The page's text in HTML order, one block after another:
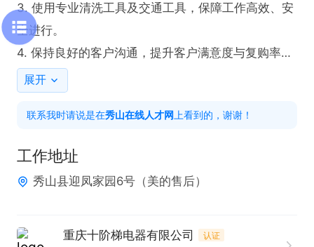
3. 使用专业清洗工具及交通工具，保障工作高效、安
全进行。
4. 保持良好的客户沟通，提升客户满意度与复购率。
5. 定期参加公司组织的专业技能培训，提升自身服务
6. 维护和保养个人使用的清洗工具，确保设备处于良
任职要求
范。
展开
联系我时请说是在秀山在线人才网 上看到的，谢谢！
工作地址
秀山县迎凤家园6号（美的售后）
重庆十阶梯电器有限公司 认证